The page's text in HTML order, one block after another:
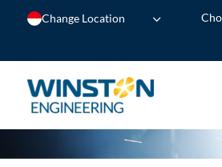
Change Location